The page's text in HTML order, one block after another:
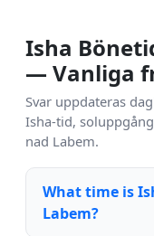
Isha
— Vanliga
Svar uppdateras
Isha-tid,
nad Labem.
What time is
Labem?